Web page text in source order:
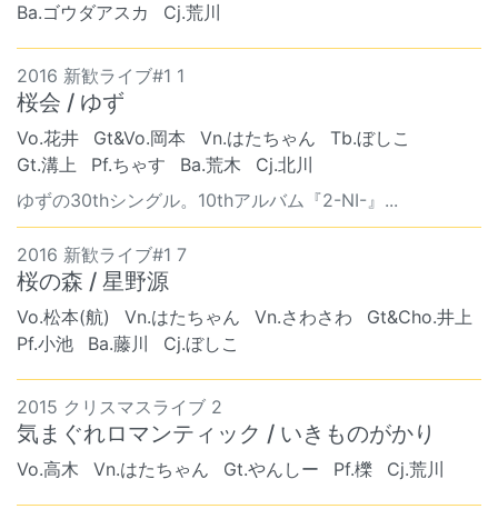
Ba.ゴウダアスカ
Cj.荒川
2016 新歓ライブ#1 1
桜会 / ゆず
Vo.花井 Gt&Vo.岡本 Vn.はたちゃん
Tb.ぼしこ
Gt.溝上
Pf.ちゃす Ba.荒木
Cj.北川
ゆずの30thシングル。10thアルバム『2-NI-』...
2016 新歓ライブ#1 7
桜の森 / 星野源
Vo.松本(航) Vn.はたちゃん Vn.さわさわ
Gt&Cho.井上
Pf.小池
Ba.藤川 Cj.ぼしこ
2015 クリスマスライブ 2
気まぐれロマンティック / いきものがかり
Vo.高木 Vn.はたちゃん Gt.やんしー Pf.櫟 Cj.荒川